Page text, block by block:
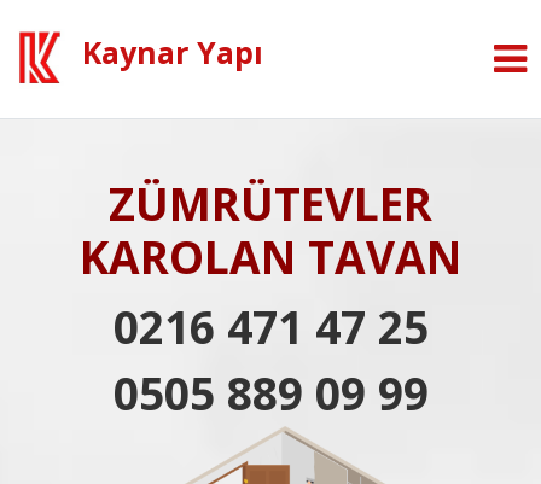
Kaynar Yapı
ZÜMRÜTEVLER
KAROLAN TAVAN
0216 471 47 25
0505 889 09 99